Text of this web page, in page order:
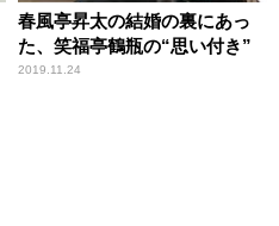
春風亭昇太の結婚の裏にあっ
た、笑福亭鶴瓶の“思い付き”
2019.11.24